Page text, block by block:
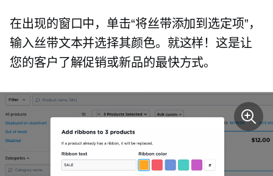
在出现的窗口中，单击“将丝带添加到选定项”，
输入丝带文本并选择其颜色。就这样！这是让
您的客户了解促销或新品的最快方式。